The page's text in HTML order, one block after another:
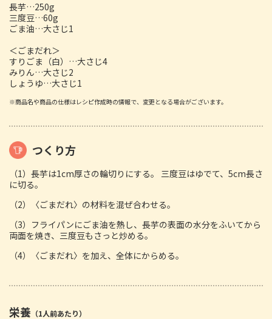
長芋…250g
三度豆…60g
ごま油…大さじ1
＜ごまだれ＞
すりごま（白）…大さじ4
みりん…大さじ2
しょうゆ…大さじ1
※商品名や商品の仕様はレシピ作成時の情報で、変更となる場合がございます。
つくり方
（1）長芋は1cm厚さの輪切りにする。 三度豆はゆでて、5cm長さ
に切る。
（2）〈ごまだれ〉の材料を混ぜ合わせる。
（3）フライパンにごま油を熱し、長芋の表面の水分をふいてから
両面を焼き、三度豆もさっと炒める。
（4）〈ごまだれ〉を加え、全体にからめる。
栄養 （1人前あたり）